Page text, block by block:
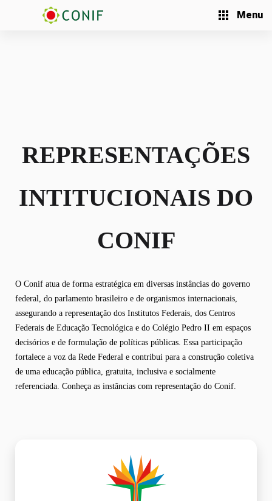
Menu
REPRESENTAÇÕES
INTITUCIONAIS DO
CONIF
O Conif atua de forma estratégica em diversas instâncias do governo
federal, do parlamento brasileiro e de organismos internacionais,
assegurando a representação dos Institutos Federais, dos Centros
Federais de Educação Tecnológica e do Colégio Pedro II em espaços
decisórios e de formulação de políticas públicas. Essa participação
fortalece a voz da Rede Federal e contribui para a construção coletiva
de uma educação pública, gratuita, inclusiva e socialmente
referenciada. Conheça as instâncias com representação do Conif.